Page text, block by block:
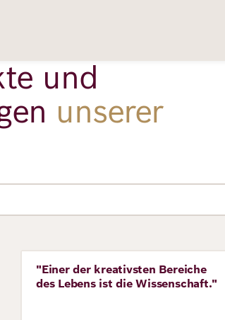
und
unserer
Perspective
"Einer der kreativsten Bereiche
des Lebens ist die Wissenschaft."